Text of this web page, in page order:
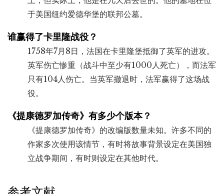
于美国纽约爱德华堡的联邦公墓。
谁赢得了卡里隆战役？
1758年7月8日，法国在卡里隆堡抵御了英军的进攻。
英军伤亡惨重（战斗中至少有1000人死亡），而法军
只有104人伤亡。当英军撤退时，法军赢得了这场战
役。
《提康德罗加传奇》有多少个版本？
《提康德罗加传奇》的改编版数量未知。许多不同的
作家多次使用该情节，有时将故事背景设定在美国独
立战争期间，有时则设定在其他时代。